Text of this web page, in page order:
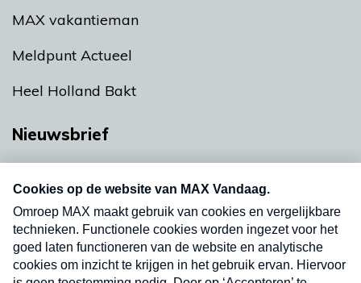
MAX vakantieman
Meldpunt Actueel
Heel Holland Bakt
Nieuwsbrief
nieuwsbrief. Elke vrijdag- en dinsdagochtend in
uw mailbox.
Verzend